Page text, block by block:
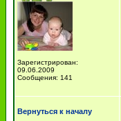
Зарегистрирован:
09.06.2009
Сообщения: 141
Вернуться к началу